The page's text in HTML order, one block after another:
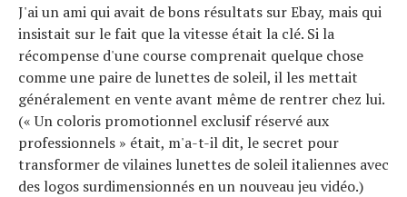
J'ai un ami qui avait de bons résultats sur Ebay, mais qui
insistait sur le fait que la vitesse était la clé. Si la
récompense d'une course comprenait quelque chose
comme une paire de lunettes de soleil, il les mettait
généralement en vente avant même de rentrer chez lui.
(« Un coloris promotionnel exclusif réservé aux
professionnels » était, m'a-t-il dit, le secret pour
transformer de vilaines lunettes de soleil italiennes avec
des logos surdimensionnés en un nouveau jeu vidéo.)